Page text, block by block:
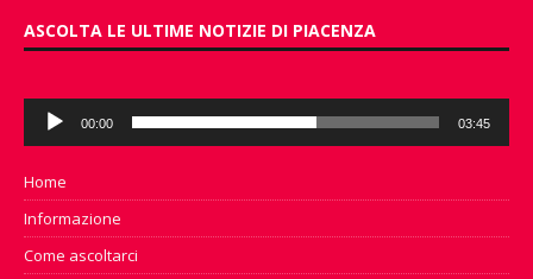
ASCOLTA LE ULTIME NOTIZIE DI PIACENZA
Audio
Player
00:00 03:45
Home
Informazione
Come ascoltarci